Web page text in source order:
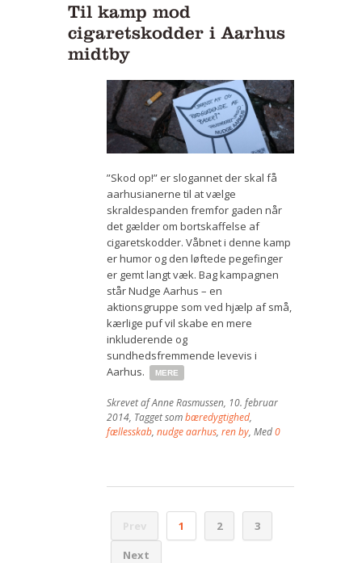
Til kamp mod
cigaretskodder i Aarhus
midtby
”Skod op!” er slogannet der skal få
aarhusianerne til at vælge
skraldespanden fremfor gaden når
det gælder om bortskaffelse af
cigaretskodder. Våbnet i denne kamp
er humor og den løftede pegefinger
er gemt langt væk. Bag kampagnen
står Nudge Aarhus – en
aktionsgruppe som ved hjælp af små,
kærlige puf vil skabe en mere
inkluderende og
sundhedsfremmende levevis i
Aarhus.
MERE
Skrevet afAnne Rasmussen, 10. februar
2014, Tagget sombæredygtighed,
fællesskab, nudge aarhus, ren by, Med0
Prev 1 2
3
Next